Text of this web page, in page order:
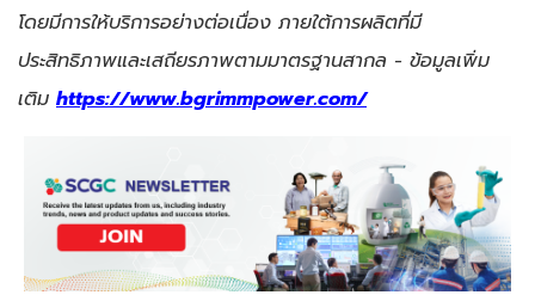
โดยมีการให้บริการอย่างต่อเนื่อง ภายใต้การผลิตที่มี
ประสิทธิภาพและเสถียรภาพตามมาตรฐานสากล - ข้อมูลเพิ่ม
เติม https://www.bgrimmpower.com/